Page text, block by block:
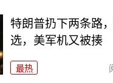
特朗普扔下两条路
选，美军机又被揍
最热